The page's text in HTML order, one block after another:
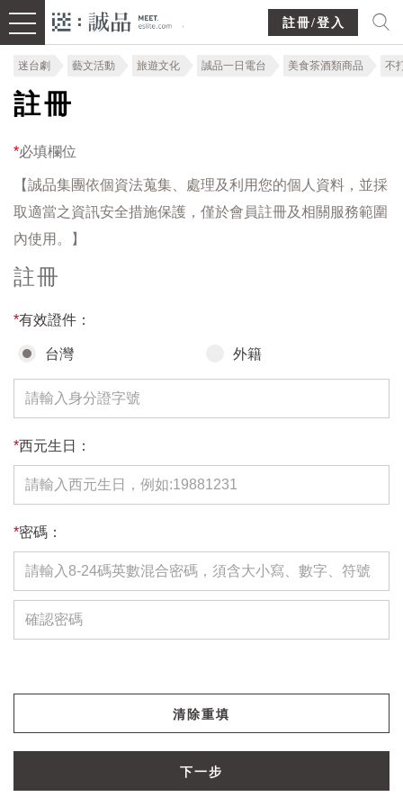
註冊/登入
迷台劇 藝文活動 旅遊文化 誠品一日電台 美食茶酒類商品 不
註冊
*必填欄位
【誠品集團依個資法蒐集、處理及利用您的個人資料，並採
取適當之資訊安全措施保護，僅於會員註冊及相關服務範圍
內使用。】
註冊
*有效證件：
台灣 外籍
*西元生日：
*密碼：